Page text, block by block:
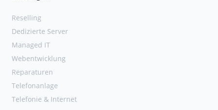
Reselling
Dedizierte Server
Managed IT
Webentwicklung
Reparaturen
Telefonanlage
Telefonie & Internet